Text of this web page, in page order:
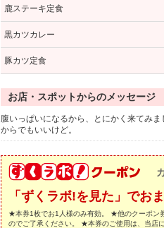
鹿ステーキ定食
黒カツカレー
豚カツ定食
お店・スポットからのメッセージ
腹いっぱいになるから、とにかく来てみ
からでもいいけど。
「ずくラボ!を見た」でお
★本券1枚でお1人様のみ有効。 ★他のクーポン
のでご了承ください。 ★本券のご使用は、当店